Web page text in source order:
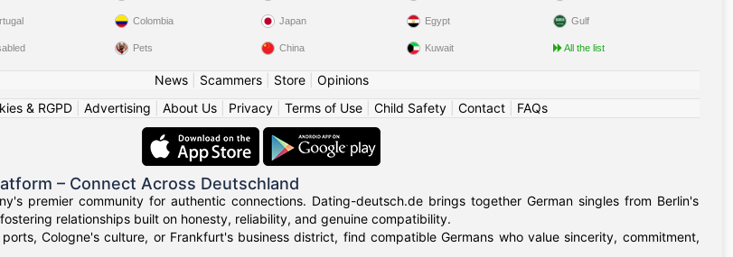
Colombia
Pets
Japan
China
Egypt
Kuwait
Gulf
All the list
News| Scammers| Store| Opinions
& RGPD| Advertising About Us| Privacy| Terms of Use| Child Safety| Contact| FAQs
– Connect Across Deutschland
premier community for authentic connections. Dating-deutsch.de brings together German singles from Berlin's
relationships built on honesty, reliability, and genuine compatibility.
Cologne's culture, or Frankfurt's business district, find compatible Germans who value sincerity, commitment,